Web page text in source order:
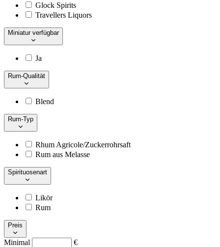
Glock Spirits
Travellers Liquors
Miniatur verfügbar
Ja
Rum-Qualität
Blend
Rum-Typ
Rhum Agricole/Zuckerrohrsaft
Rum aus Melasse
Spirituosenart
Likör
Rum
Preis
Minimal
€